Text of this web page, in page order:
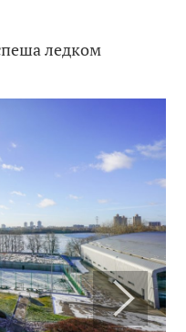
ледком